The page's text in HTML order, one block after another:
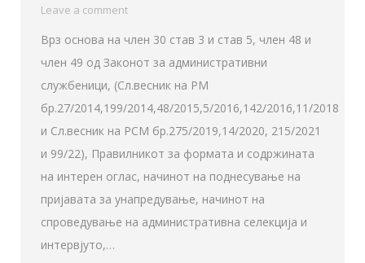
Leave a comment
Врз основа на член 30 став 3 и став 5, член 48 и
член 49 од Законот за административни
службеници, (Сл.весник на РМ
бр.27/2014,199/2014,48/2015,5/2016,142/2016,11/2018
и Сл.весник на РСМ бр.275/2019,14/2020, 215/2021
и 99/22), Правилникот за формата и содржината
на интерен оглас, начинот на поднесување на
пријавата за унапредување, начинот на
спроведување на административна селекција и
интервјуто,…